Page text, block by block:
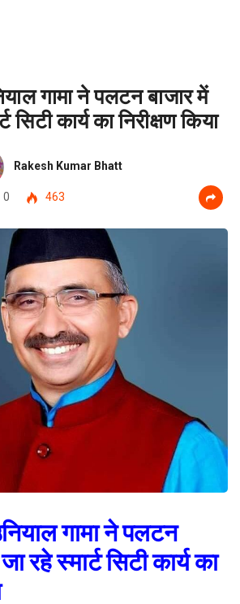
गामा ने पलटन बाजार में
सिटी कार्य का निरीक्षण किया
Rakesh Kumar Bhatt
0 463
गामा ने पलटन
रहे स्मार्ट सिटी कार्य का